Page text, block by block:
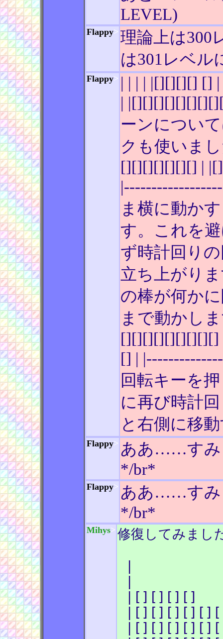
LEVEL)
Flappy> 理論上は300
は301レベル
Flappy> | | | | |[][][][]
|
ーンについ
クも使いま
[][][][][][][] |
ま横に動か
す。これを
ず時計回り
立ち上がり
の棒が何か
まで動かし
[][][][][][][][][]
[] |
回転キーを
に再び時計
と右側に移
Flappy> ああ……すみ
*/br*
Flappy> ああ……すみ
*/br*
Mihys> 修復してみまし